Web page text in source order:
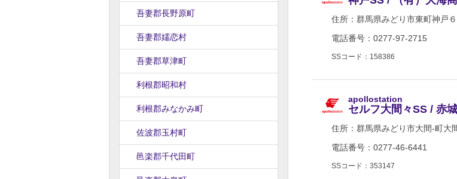
吾妻郡長野原町
吾妻郡嬬恋村
吾妻郡草津町
利根郡昭和村
利根郡みなかみ町
佐波郡玉村町
邑楽郡千代田町
住所： 群馬県みどり市東町神戸６
電話番号：0277-97-2715
SSコード：158386
apollostation
セルフ大間々SS / 赤城
住所： 群馬県みどり市大間-町大
電話番号：0277-46-6441
SSコード：353147